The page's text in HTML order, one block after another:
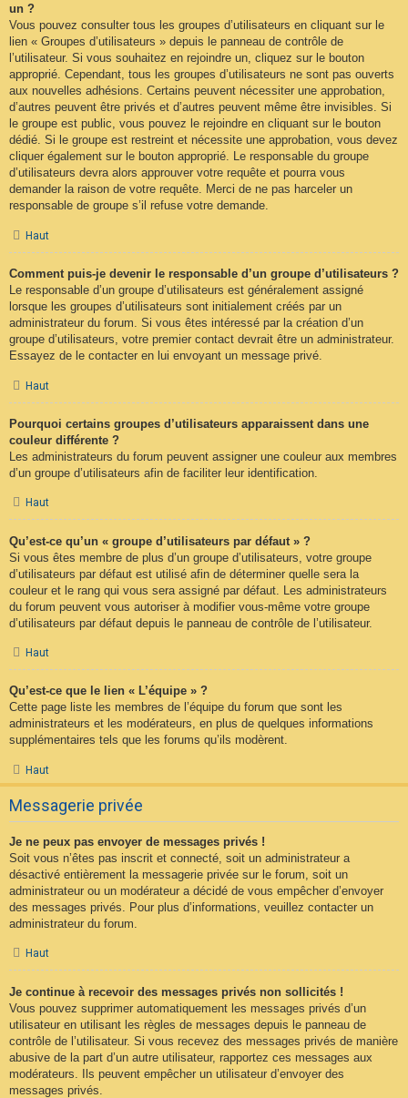
un ?
Vous pouvez consulter tous les groupes d’utilisateurs en cliquant sur le
lien « Groupes d’utilisateurs » depuis le panneau de contrôle de
l’utilisateur. Si vous souhaitez en rejoindre un, cliquez sur le bouton
approprié. Cependant, tous les groupes d’utilisateurs ne sont pas ouverts
aux nouvelles adhésions. Certains peuvent nécessiter une approbation,
d’autres peuvent être privés et d’autres peuvent même être invisibles. Si
le groupe est public, vous pouvez le rejoindre en cliquant sur le bouton
dédié. Si le groupe est restreint et nécessite une approbation, vous devez
cliquer également sur le bouton approprié. Le responsable du groupe
d’utilisateurs devra alors approuver votre requête et pourra vous
demander la raison de votre requête. Merci de ne pas harceler un
responsable de groupe s’il refuse votre demande.
Haut
Comment puis-je devenir le responsable d’un groupe d’utilisateurs ?
Le responsable d’un groupe d’utilisateurs est généralement assigné
lorsque les groupes d’utilisateurs sont initialement créés par un
administrateur du forum. Si vous êtes intéressé par la création d’un
groupe d’utilisateurs, votre premier contact devrait être un administrateur.
Essayez de le contacter en lui envoyant un message privé.
Haut
Pourquoi certains groupes d’utilisateurs apparaissent dans une
couleur différente ?
Les administrateurs du forum peuvent assigner une couleur aux membres
d’un groupe d’utilisateurs afin de faciliter leur identification.
Haut
Qu’est-ce qu’un « groupe d’utilisateurs par défaut » ?
Si vous êtes membre de plus d’un groupe d’utilisateurs, votre groupe
d’utilisateurs par défaut est utilisé afin de déterminer quelle sera la
couleur et le rang qui vous sera assigné par défaut. Les administrateurs
du forum peuvent vous autoriser à modifier vous-même votre groupe
d’utilisateurs par défaut depuis le panneau de contrôle de l’utilisateur.
Haut
Qu’est-ce que le lien « L’équipe » ?
Cette page liste les membres de l’équipe du forum que sont les
administrateurs et les modérateurs, en plus de quelques informations
supplémentaires tels que les forums qu’ils modèrent.
Haut
Messagerie privée
Je ne peux pas envoyer de messages privés !
Soit vous n’êtes pas inscrit et connecté, soit un administrateur a
désactivé entièrement la messagerie privée sur le forum, soit un
administrateur ou un modérateur a décidé de vous empêcher d’envoyer
des messages privés. Pour plus d’informations, veuillez contacter un
administrateur du forum.
Haut
Je continue à recevoir des messages privés non sollicités !
Vous pouvez supprimer automatiquement les messages privés d’un
utilisateur en utilisant les règles de messages depuis le panneau de
contrôle de l’utilisateur. Si vous recevez des messages privés de manière
abusive de la part d’un autre utilisateur, rapportez ces messages aux
modérateurs. Ils peuvent empêcher un utilisateur d’envoyer des
messages privés.